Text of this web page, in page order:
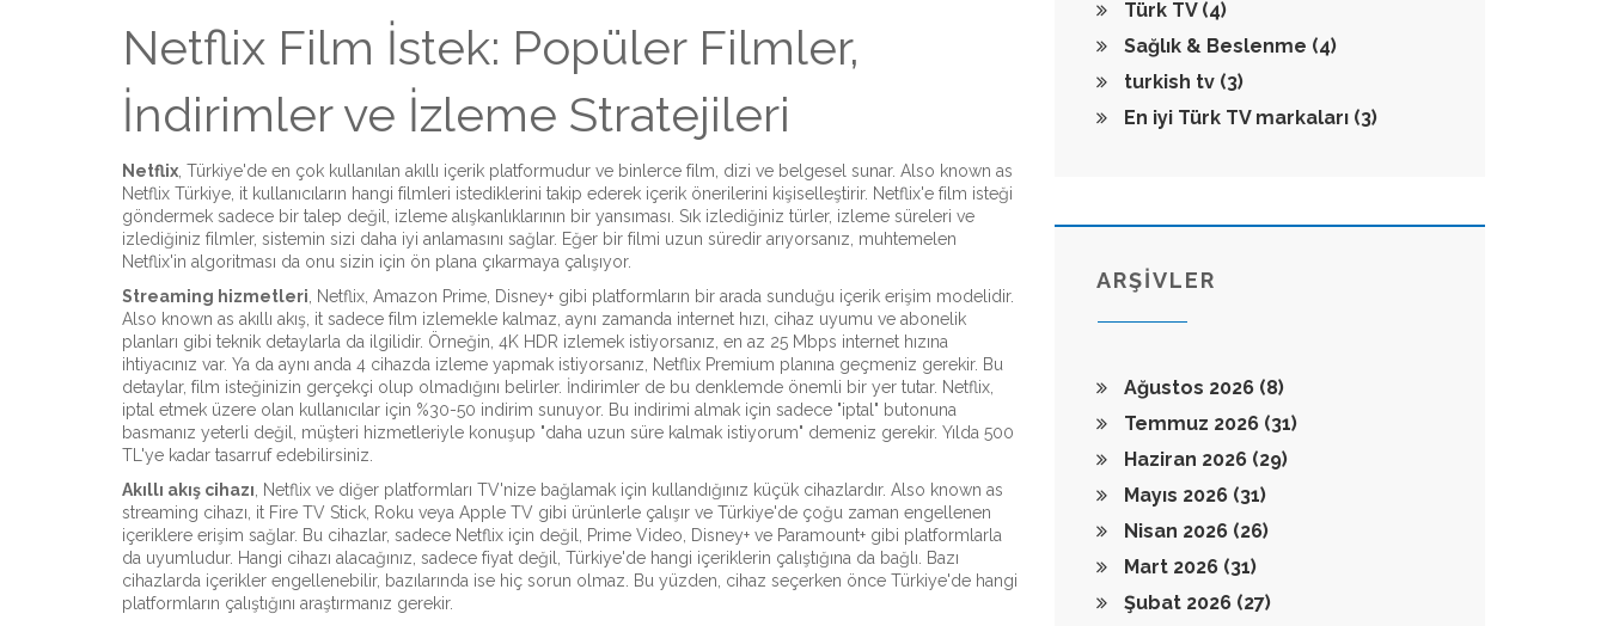
Netflix Film İstek: Popüler Filmler,
İndirimler ve İzleme Stratejileri
Netflix Türkiye'de en çok kullanılan akıllı içerik platformudur ve binlerce film, dizi ve belgesel sunar. Also known as
Netflix Türkiye , it kullanıcıların hangi filmleri istediklerini takip ederek içerik önerilerini kişiselleştirir. Netflix'e film isteği
göndermek sadece bir talep değil, izleme alışkanlıklarının bir yansıması. Sık izlediğiniz türler, izleme süreleri ve
izlediğiniz filmler, sistemin sizi daha iyi anlamasını sağlar. Eğer bir filmi uzun süredir arıyorsanız, muhtemelen
Netflix'in algoritması da onu sizin için ön plana çıkarmaya çalışıyor.
Streaming hizmetleri
Netflix, Amazon Prime, Disney+ gibi platformların bir arada sunduğu içerik erişim modelidir.
Also known as akıllı akış , it sadece film izlemekle kalmaz, aynı zamanda internet hızı, cihaz uyumu ve abonelik
planları gibi teknik detaylarla da ilgilidir. Örneğin, 4K HDR izlemek istiyorsanız, en az 25 Mbps internet hızına
ihtiyacınız var. Ya da aynı anda 4 cihazda izleme yapmak istiyorsanız, Netflix Premium planına geçmeniz gerekir. Bu
detaylar, film isteğinizin gerçekçi olup olmadığını belirler. İndirimler de bu denklemde önemli bir yer tutar. Netflix,
iptal etmek üzere olan kullanıcılar için %30-50 indirim sunuyor. Bu indirimi almak için sadece "iptal" butonuna
basmanız yeterli değil, müşteri hizmetleriyle konuşup "daha uzun süre kalmak istiyorum" demeniz gerekir. Yılda 500
TL'ye kadar tasarruf edebilirsiniz.
Akıllı akış cihazı
Netflix ve diğer platformları TV'nize bağlamak için kullandığınız küçük cihazlardır. Also known as
streaming cihazı , it Fire TV Stick, Roku veya Apple TV gibi ürünlerle çalışır ve Türkiye'de çoğu zaman engellenen
içeriklere erişim sağlar. Bu cihazlar, sadece Netflix için değil, Prime Video, Disney+ ve Paramount+ gibi platformlarla
da uyumludur. Hangi cihazı alacağınız, sadece fiyat değil, Türkiye'de hangi içeriklerin çalıştığına da bağlı. Bazı
cihazlarda içerikler engellenebilir, bazılarında ise hiç sorun olmaz. Bu yüzden, cihaz seçerken önce Türkiye'de hangi
platformların çalıştığını araştırmanız gerekir.
Türk TV (4)
Sağlık & Beslenme (4)
turkish tv (3)
En iyi Türk TV markaları (3)
ARŞİVLER
Ağustos 2026 (8)
Temmuz 2026 (31)
Haziran 2026 (29)
Mayıs 2026 (31)
Nisan 2026 (26)
Mart 2026 (31)
Şubat 2026 (27)